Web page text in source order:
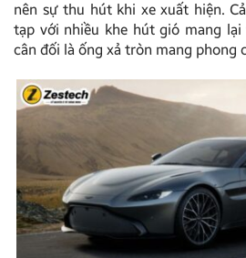
nên sự thu hút khi xe xuất hiện.
tạp với nhiều khe hút gió mang lại
cân đối là ống xả tròn mang phong